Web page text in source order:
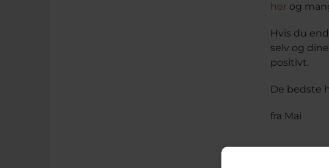
her og
Hvis du
selv og
positivt.
De bedste
fra Mai